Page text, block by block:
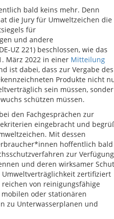
bald keins mehr. Denn
die Jury für Umweltzeichen die
für
und andere
UZ 221) beschlossen, wie das
März 2022 in einer Mitteilung
ist dabei, dass zur Vergabe des
Produkte nicht
sein müssen,
schützen müssen.
den Fachgesprächen zur
eingebracht und
Mit dessen
hoffentlich bald
zur
und deren wirksamer
zertifiziert
von reinigungsfähige
oder stationären
zu Unterwasserplanen und